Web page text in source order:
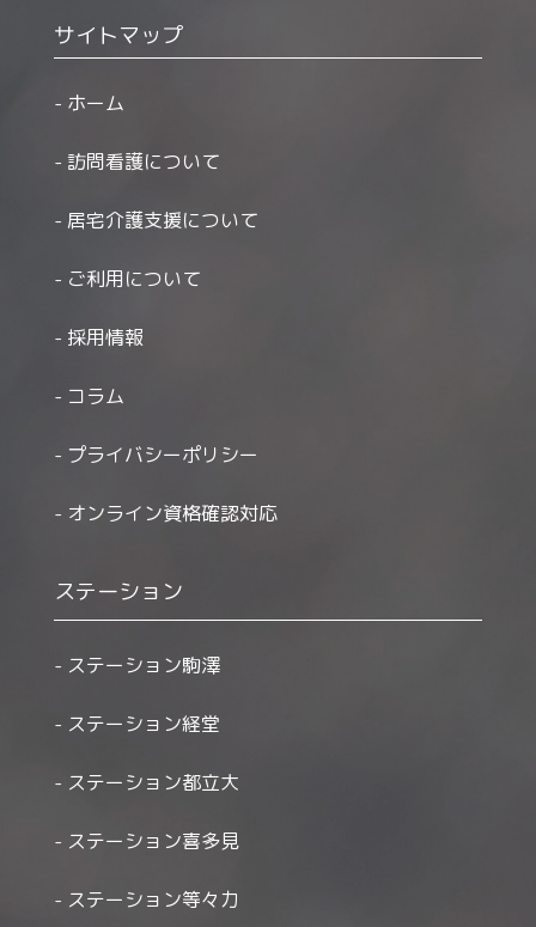
サイトマップ
ホーム
訪問看護について
居宅介護支援について
ご利用について
採用情報
コラム
プライバシーポリシー
オンライン資格確認対応
ステーション
ステーション駒澤
ステーション経堂
ステーション都立大
ステーション喜多見
ステーション等々力